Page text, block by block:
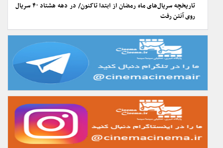
تاریخچه سریال‌های ماه رمضان از ابتدا تاکنون/ در دهه هشتاد ۴۰ سریال
روی آنتن رفت